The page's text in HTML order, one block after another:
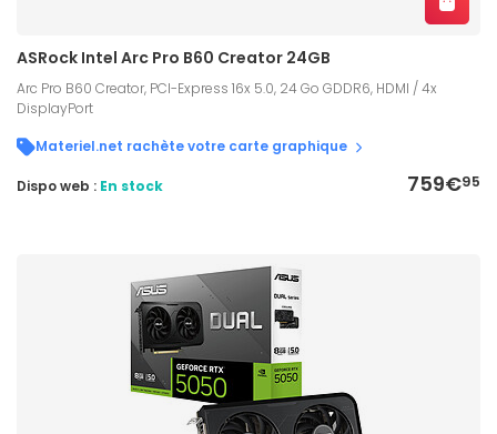
ASRock Intel Arc Pro B60 Creator 24GB
Arc Pro B60 Creator, PCI-Express 16x 5.0, 24 Go GDDR6, HDMI / 4x
DisplayPort
Materiel.net rachète votre carte graphique
759€95
Dispo web : En stock